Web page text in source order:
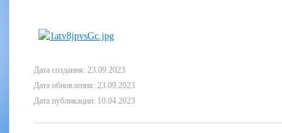
Дата создания: 23.09.2023
Дата обновления: 23.09.2023
Дата публикации: 10.04.2023